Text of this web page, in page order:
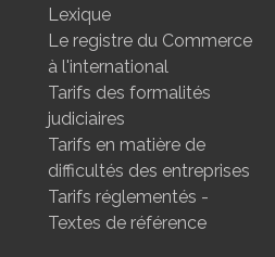
Lexique
Le registre du Commerce
à l'international
Tarifs des formalités
judiciaires
Tarifs en matière de
difficultés des entreprises
Tarifs réglementés -
Textes de référence